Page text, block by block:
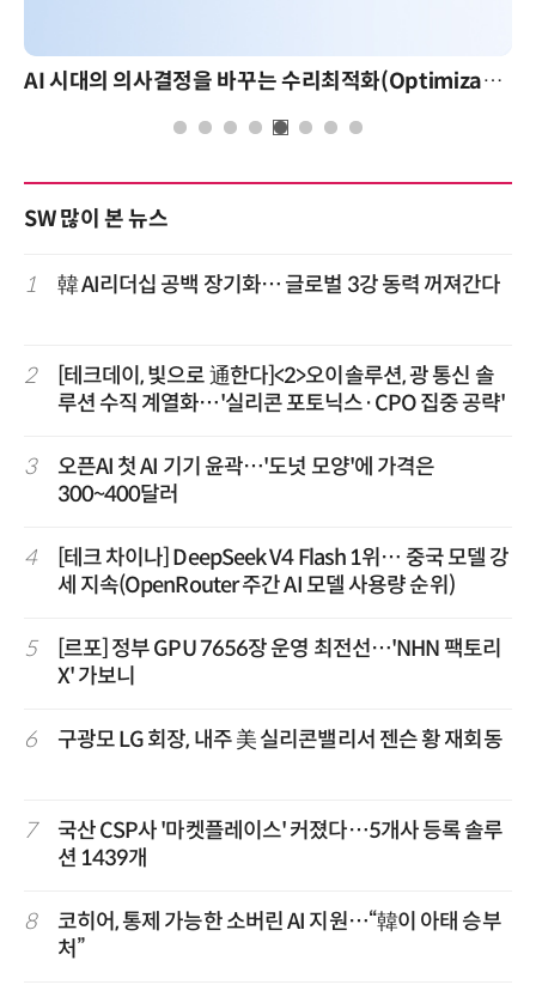
AI 시대의 의사결정을 바꾸는 수리최적화(Optimization): 실제 산업 적용 사례와 활용 전략
SW 많이 본 뉴스
1 韓 AI리더십 공백 장기화… 글로벌 3강 동력 꺼져간다
2
[테크데이, 빛으로 通한다]<2>오이솔루션, 광 통신 솔
루션 수직 계열화…'실리콘 포토닉스·CPO 집중 공략'
3
오픈AI 첫 AI 기기 윤곽…'도넛 모양'에 가격은
300~400달러
4
[테크 차이나] DeepSeek V4 Flash 1위… 중국 모델 강
세 지속(OpenRouter 주간 AI 모델 사용량 순위)
5
[르포] 정부 GPU 7656장 운영 최전선…'NHN 팩토리
X' 가보니
6 구광모 LG 회장, 내주 美 실리콘밸리서 젠슨 황 재회동
7
국산 CSP사 '마켓플레이스' 커졌다…5개사 등록 솔루
션 1439개
8
코히어, 통제 가능한 소버린 AI 지원…“韓이 아태 승부
처”